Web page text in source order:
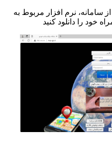
سامانه، نرم افزار مربوط به
خود را دانلود کنید